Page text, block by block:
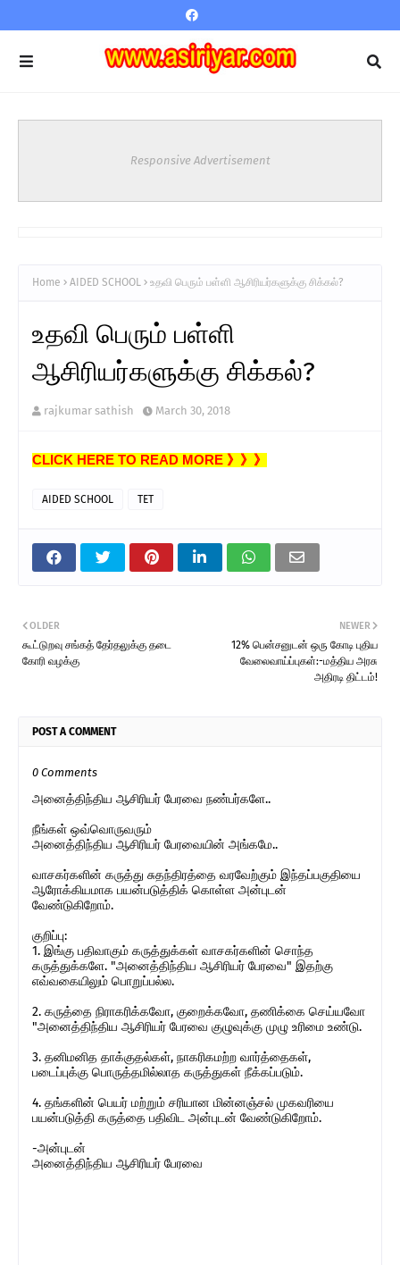
Responsive Advertisement
Home AIDED SCHOOL உதவி பெரும் பள்ளி ஆசிரியர்களுக்கு சிக்கல்?
உதவி பெரும் பள்ளி
ஆசிரியர்களுக்கு சிக்கல்?
rajkumar sathish March 30, 2018
CLICK HERE TO READ MORE 》》》
AIDED SCHOOL TET
NEWER
12% பென்சனுடன் ஒரு கோடி புதிய
வேலைவாய்ப்புகள்:-மத்திய அரசு
அதிரடி திட்டம்!
OLDER
கூட்டுறவு சங்கத் தேர்தலுக்கு தடை
கோரி வழக்கு
POST A COMMENT
0 Comments
அனைத்திந்திய ஆசிரியர் பேரவை நண்பர்களே..
நீங்கள் ஒவ்வொருவரும்
அனைத்திந்திய ஆசிரியர் பேரவையின் அங்கமே..
வாசகர்களின் கருத்து சுதந்திரத்தை வரவேற்கும் இந்தப்பகுதியை
ஆரோக்கியமாக பயன்படுத்திக் கொள்ள அன்புடன்
வேண்டுகிறோம்.
குறிப்பு:
1. இங்கு பதிவாகும் கருத்துக்கள் வாசகர்களின் சொந்த
கருத்துக்களே. "அனைத்திந்திய ஆசிரியர் பேரவை" இதற்கு
எவ்வகையிலும் பொறுப்பல்ல.
2. கருத்தை நிராகரிக்கவோ, குறைக்கவோ, தணிக்கை செய்யவோ
"அனைத்திந்திய ஆசிரியர் பேரவை குழுவுக்கு முழு உரிமை உண்டு.
3. தனிமனித தாக்குதல்கள், நாகரிகமற்ற வார்த்தைகள்,
படைப்புக்கு பொருத்தமில்லாத கருத்துகள் நீக்கப்படும்.
4. தங்களின் பெயர் மற்றும் சரியான மின்னஞ்சல் முகவரியை
பயன்படுத்தி கருத்தை பதிவிட அன்புடன் வேண்டுகிறோம்.
-அன்புடன்
அனைத்திந்திய ஆசிரியர் பேரவை